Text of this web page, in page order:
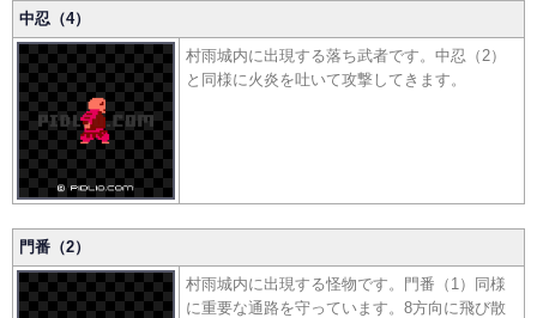
中忍（4）
村雨城内に出現する落ち武者です。中忍（2）
と同様に火炎を吐いて攻撃してきます。
門番（2）
村雨城内に出現する怪物です。門番（1）同様
に重要な通路を守っています。8方向に飛び散